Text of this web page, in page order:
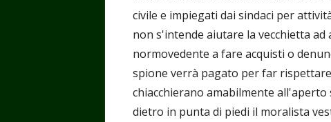
civile e impiegati dai sindaci per
non s'intende aiutare la vecchietta
normovedente a fare acquisti o
spione verrà pagato per far
chiacchierano amabilmente
dietro in punta di piedi il moralista